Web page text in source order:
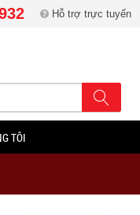
Hỗ trợ trực tuyến
TÔI